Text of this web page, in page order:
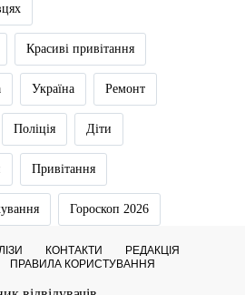
Красиві привітання
Україна Ремонт
Поліція Діти
Привітання
Гороскоп 2026
КОНТАКТИ
РЕДАКЦІЯ
ПРАВИЛА КОРИСТУВАННЯ